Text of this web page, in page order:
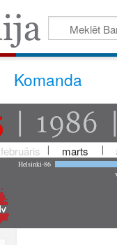
Komanda
februāris marts
Helsinki-86